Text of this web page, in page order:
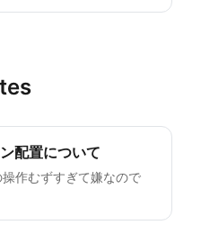
配置について
作むずすぎて嫌なので